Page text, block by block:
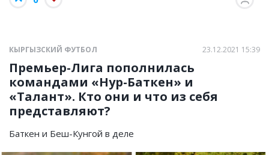
КЫРГЫЗСКИЙ ФУТБОЛ 23.12.2021 15:39
Премьер-Лига пополнилась
командами «Нур-Баткен» и
«Талант». Кто они и что из себя
представляют?
Баткен и Беш-Кунгой в деле